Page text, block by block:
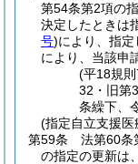
第54条第2項の
決定したときは
号)により、指
により、当該申
(平18規
32・旧第
条繰下、
(指定自立支援
第59条
法第60条
の指定の更新は